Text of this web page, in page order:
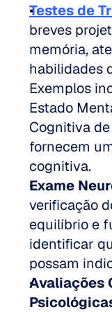
Testes de
breves
memória,
habilidades
Exemplos
Estado
Cognitiva
fornecem
cognitiva.
Exame
verificação
equilíbrio e
identificar
possam
Avaliações